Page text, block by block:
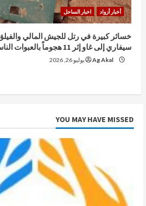
أخبار أزواد اخبار الساحل
خسائر كبيرة في رتل للجيش المالي
سيفاري إلى غاو إثر 11 هجوماً بالعبوات الناسفة والصواريخ.
Ag Akal يوليو 26, 2026
YOU MAY HAVE MISSED